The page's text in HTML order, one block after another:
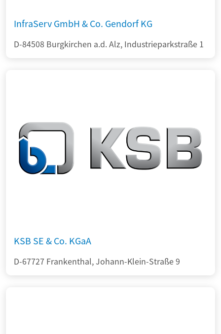
InfraServ GmbH & Co. Gendorf KG
D-84508 Burgkirchen a.d. Alz, Industrieparkstraße 1
KSB SE & Co. KGaA
D-67727 Frankenthal, Johann-Klein-Straße 9